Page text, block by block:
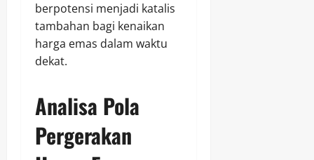
berpotensi menjadi katalis
tambahan bagi kenaikan
harga emas dalam waktu
dekat.
Analisa Pola
Pergerakan